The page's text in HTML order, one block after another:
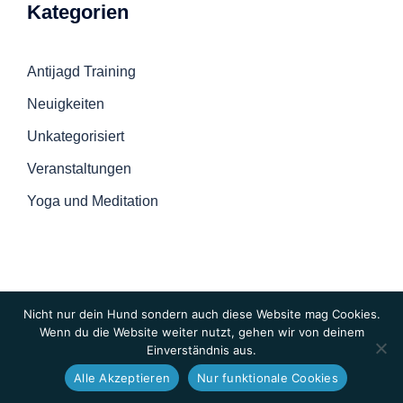
Kategorien
Antijagd Training
Neuigkeiten
Unkategorisiert
Veranstaltungen
Yoga und Meditation
© 2026 Hunde-Checkpoint
Nicht nur dein Hund sondern auch diese Website mag Cookies.
Wenn du die Website weiter nutzt, gehen wir von deinem
Einverständnis aus.
Alle Akzeptieren
Nur funktionale Cookies